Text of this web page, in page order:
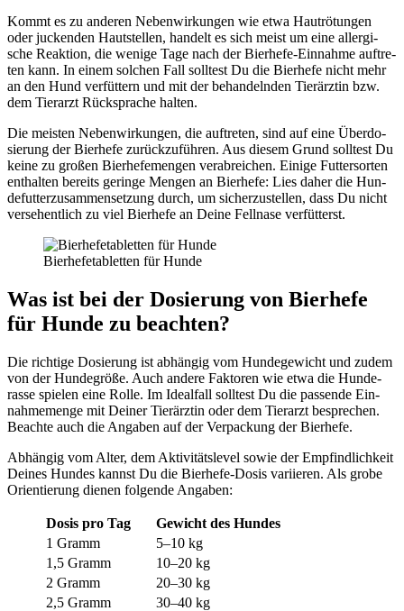
Kommt es zu ande­ren Neben­wir­kun­gen wie etwa Haut­rö­tun­gen
oder jucken­den Haut­stel­len, han­delt es sich meist um eine all­er­gi­
sche Reak­ti­on, die weni­ge Tage nach der Bier­he­fe-Ein­nah­me auf­tre­
ten kann. In einem sol­chen Fall soll­test Du die Bier­he­fe nicht mehr
an den Hund ver­füt­tern und mit der behan­deln­den Tier­ärz­tin bzw.
dem Tier­arzt Rück­spra­che hal­ten.
Die meis­ten Neben­wir­kun­gen, die auf­tre­ten, sind auf eine Über­do­
sie­rung der Bier­he­fe zurück­zu­füh­ren. Aus die­sem Grund soll­test Du
kei­ne zu gro­ßen Bier­he­fe­men­gen ver­ab­rei­chen. Eini­ge Fut­ter­sor­ten
ent­hal­ten bereits gerin­ge Men­gen an Bier­he­fe: Lies daher die Hun­
de­fut­ter­zu­sam­men­set­zung durch, um sicher­zu­stel­len, dass Du nicht
ver­se­hent­lich zu viel Bier­he­fe an Dei­ne Fell­na­se ver­füt­terst.
Bier­hef­e­ta­blet­ten für Hun­de
Was ist bei der Dosie­rung von Bier­he­fe
für Hun­de zu beach­ten?
Die rich­ti­ge Dosie­rung ist abhän­gig vom Hun­de­ge­wicht und zudem
von der Hun­de­grö­ße. Auch ande­re Fak­to­ren wie etwa die Hun­de­
ras­se spie­len eine Rol­le. Im Ide­al­fall soll­test Du die pas­sen­de Ein­
nah­me­men­ge mit Dei­ner Tier­ärz­tin oder dem Tier­arzt bespre­chen.
Beach­te auch die Anga­ben auf der Ver­pa­ckung der Bier­he­fe.
Abhän­gig vom Alter, dem Akti­vi­täts­le­vel sowie der Emp­find­lich­keit
Dei­nes Hun­des kannst Du die Bier­he­fe-Dosis vari­ie­ren. Als gro­be
Ori­en­tie­rung die­nen fol­gen­de Anga­ben:
Dosis pro Tag
Gewicht des Hun­des
1 Gramm
5–10 kg
1,5 Gramm
10–20 kg
2 Gramm
20–30 kg
2,5 Gramm
30–40 kg